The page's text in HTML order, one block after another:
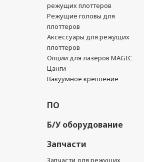
режущих плоттеров
Режущие головы для
плоттеров
Аксессуары для режущих
плоттеров
Опции для лазеров MAGIC
Цанги
Вакуумное крепление
ПО
Б/У оборудование
Запчасти
Запчасти для режущих